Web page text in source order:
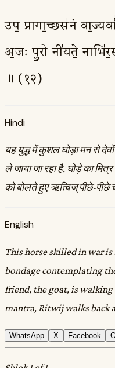
उप॒ प्रागा॒च्छस॑नं
अ॒जः पु॒रो नी॑यते॒
॥ (१२)
Hindi
यह युद्ध में कुशल घोड़ा मन से
ले जाया जा रहा है. घोड़े का
को बोलते हुए ऋत्विज्‌ पीछे-
English
This horse skilled in war
bondage contemplating
friend, the goat, is walking
mantra, Ritwij walks back
WhatsApp X Facebook